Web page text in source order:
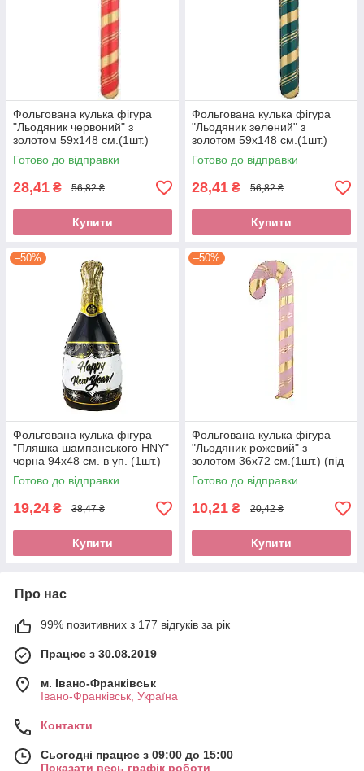
Фольгована кулька фігура
"Льодяник червоний" з
золотом 59х148 см.(1шт.)
Готово до відправки
28,41 ₴ 56,82 ₴
Купити
Фольгована кулька фігура
"Льодяник зелений" з
золотом 59х148 см.(1шт.)
Готово до відправки
28,41 ₴ 56,82 ₴
Купити
–50%
Фольгована кулька фігура
"Пляшка шампанського HNY"
чорна 94х48 см. в уп. (1шт.)
Готово до відправки
19,24 ₴ 38,47 ₴
Купити
–50%
Фольгована кулька фігура
"Льодяник рожевий" з
золотом 36х72 см.(1шт.) (під
повітря)
Готово до відправки
10,21 ₴ 20,42 ₴
Купити
Про нас
99% позитивних з 177 відгуків за рік
Працює з 30.08.2019
м. Івано-Франківськ
Івано-Франківськ, Україна
Контакти
Сьогодні працює з 09:00 до 15:00
Показати весь графік роботи